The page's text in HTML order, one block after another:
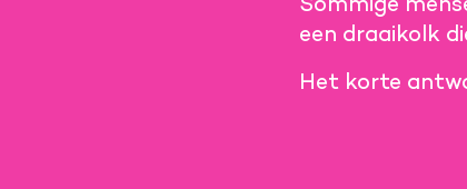
een draaikolk
Het korte